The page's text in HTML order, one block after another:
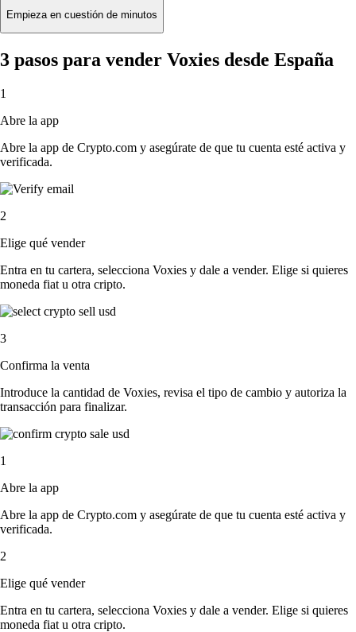
Empieza en cuestión de minutos
3 pasos para vender Voxies desde España
1
Abre la app
Abre la app de Crypto.com y asegúrate de que tu cuenta esté activa y
verificada.
2
Elige qué vender
Entra en tu cartera, selecciona Voxies y dale a vender. Elige si quieres
moneda fiat u otra cripto.
3
Confirma la venta
Introduce la cantidad de Voxies, revisa el tipo de cambio y autoriza la
transacción para finalizar.
1
Abre la app
Abre la app de Crypto.com y asegúrate de que tu cuenta esté activa y
verificada.
2
Elige qué vender
Entra en tu cartera, selecciona Voxies y dale a vender. Elige si quieres
moneda fiat u otra cripto.